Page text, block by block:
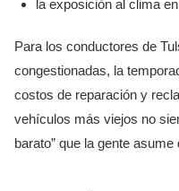
la exposición al clima
Para los conductores de
congestionadas, la
costos de reparación y
vehículos más viejos no
barato” que la gente asume